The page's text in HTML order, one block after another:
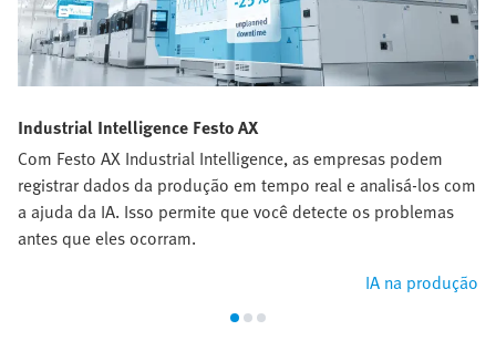
Industrial Intelligence Festo AX
Com Festo AX Industrial Intelligence, as empresas podem
registrar dados da produção em tempo real e analisá-los com
a ajuda da IA. Isso permite que você detecte os problemas
antes que eles ocorram.
IA na produção